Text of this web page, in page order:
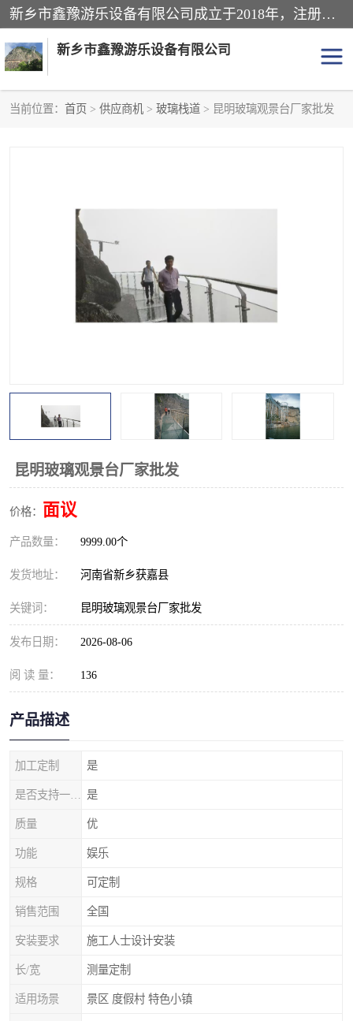
新乡市鑫豫游乐设备有限公司成立于2018年，注册地位于河南省。经营范围包括游乐设备、滑索、滑道、空中自行车、吊桥、拓展器材、攀岩器材、趣桥、悬崖秋千、网红桥、儿童乐园设备、水上乐园设备、丛林穿越设备、音乐呐喊设备、轨道滑车、栈道、玻璃滑道、观景平台、景观包装的设计、制造、销售、安装、维修，景区策划服务。
新乡市鑫豫游乐设备有限公司
当前位置： 首页 > 供应商机 > 玻璃栈道 > 昆明玻璃观景台厂家批发
昆明玻璃观景台厂家批发
价格： 面议
产品数量： 9999.00个
发货地址： 河南省新乡获嘉县
关键词： 昆明玻璃观景台厂家批发
发布日期： 2026-08-06
阅 读 量： 136
产品描述
加工定制 是
是
质量 优
功能 娱乐
规格 可定制
销售范围 全国
安装要求 施工人士设计安装
长/宽 测量定制
适用场景 景区 度假村 特色小镇
空中自行车
拓展器材 丛林穿越设备
玻璃栈道